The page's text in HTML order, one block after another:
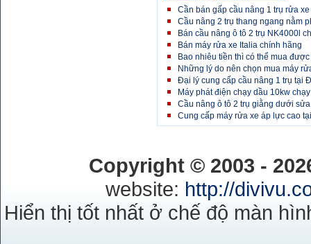
Cần bán gấp cầu nâng 1 trụ rửa
Cầu nâng 2 trụ thang ngang nằm
Bán cầu nâng ô tô 2 trụ NK4000l
Bán máy rửa xe Italia chính hãng
Bao nhiêu tiền thì có thể mua
Những lý do nên chọn mua máy
Đại lý cung cấp cầu nâng 1 trụ tại
Máy phát điện chạy dầu 10kw
Cầu nâng ô tô 2 trụ giằng dưới
Cung cấp máy rửa xe áp lực cao
Copyright © 2003 -
website: http://
Hiển thị tốt nhất ở chế độ màn